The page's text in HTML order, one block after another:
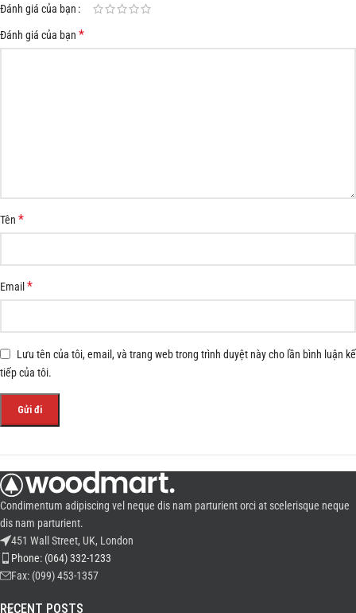
Đánh giá của bạn
Đánh giá của bạn *
Tên *
Email*
Lưu tên của tôi, email, và trang web trong trình duyệt này cho lần bình luận kế
tiếp của tôi.
Condimentum adipiscing vel neque dis nam parturient orci at scelerisque neque
dis nam parturient.
451 Wall Street, UK, London
Phone: (064) 332-1233
Fax: (099) 453-1357
RECENT POSTS